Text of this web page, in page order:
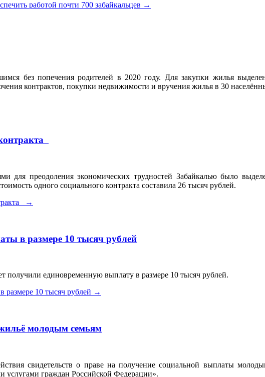
работой почти 700 забайкальцев →
без попечения родителей в 2020 году. Для закупки жилья
контрактов, покупки недвижимости и вручения жилья в 30
для преодоления экономических трудностей Забайкалью было
одного социального контракта составила 26 тысяч рублей.
→
в размере 10 тысяч рублей
получили единовременную выплату в размере 10 тысяч рублей.
размере 10 тысяч рублей →
молодым семьям
свидетельств о праве на получение социальной выплаты
граждан Российской Федерации».